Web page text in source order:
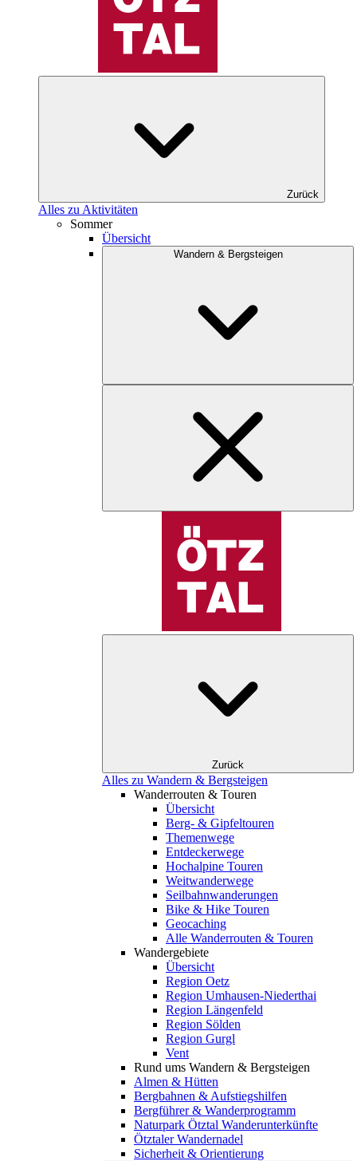
Zurück
Alles zu Aktivitäten
Sommer
Übersicht
Wandern & Bergsteigen
Zurück
Alles zu Wandern & Bergsteigen
Wanderrouten & Touren
Übersicht
Berg- & Gipfeltouren
Themenwege
Entdeckerwege
Hochalpine Touren
Weitwanderwege
Seilbahnwanderungen
Bike & Hike Touren
Geocaching
Alle Wanderrouten & Touren
Wandergebiete
Übersicht
Region Oetz
Region Umhausen-Niederthai
Region Längenfeld
Region Sölden
Region Gurgl
Vent
Rund ums Wandern & Bergsteigen
Almen & Hütten
Bergbahnen & Aufstiegshilfen
Bergführer & Wanderprogramm
Naturpark Ötztal Wanderunterkünfte
Ötztaler Wandernadel
Sicherheit & Orientierung